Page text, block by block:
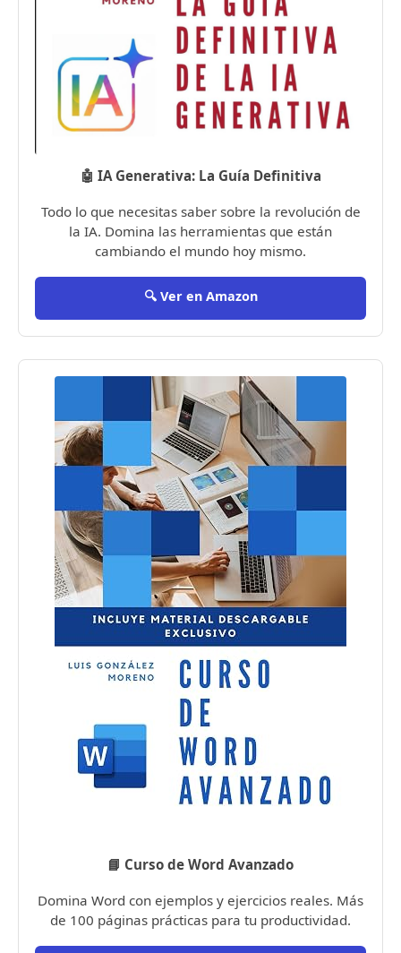
🤖 IA Generativa: La Guía Definitiva
Todo lo que necesitas saber sobre la revolución de
la IA. Domina las herramientas que están
cambiando el mundo hoy mismo.
🔍 Ver en Amazon
📘 Curso de Word Avanzado
Domina Word con ejemplos y ejercicios reales. Más
de 100 páginas prácticas para tu productividad.